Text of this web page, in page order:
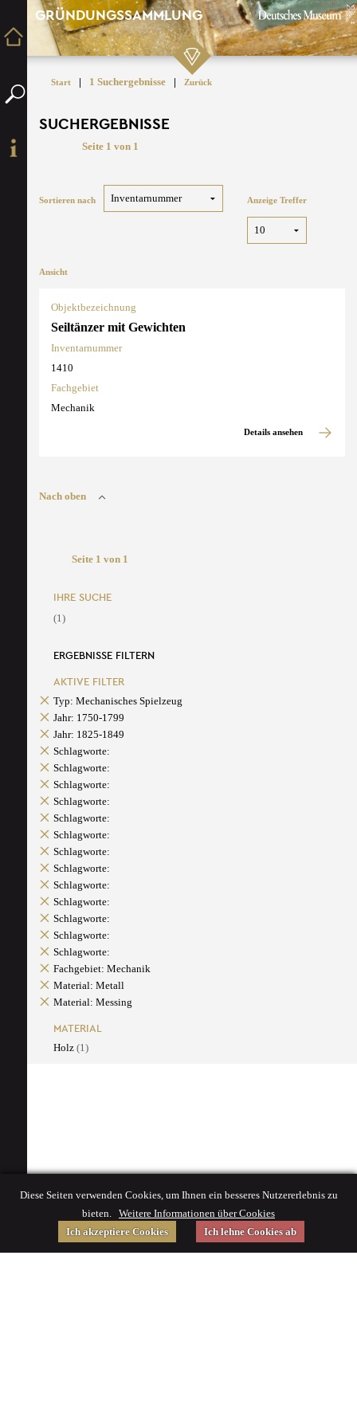
GRÜNDUNGSSAMMLUNG
Start | 1 Suchergebnisse | Zurück
SUCHERGEBNISSE
Seite 1 von 1
Sortieren nach Anzeige Treffer
Ansicht
Objektbezeichnung
Seiltänzer mit Gewichten
Inventarnummer
1410
Fachgebiet
Mechanik
Details ansehen
Nach oben
Seite 1 von 1
IHRE SUCHE
(1)
ERGEBNISSE FILTERN
AKTIVE FILTER
Typ: Mechanisches Spielzeug
Jahr: 1750-1799
Jahr: 1825-1849
Schlagworte:
Schlagworte:
Schlagworte:
Schlagworte:
Schlagworte:
Schlagworte:
Schlagworte:
Schlagworte:
Schlagworte:
Schlagworte:
Schlagworte:
Schlagworte:
Schlagworte:
Fachgebiet: Mechanik
Material: Metall
Material: Messing
MATERIAL
Holz (1)
Diese Seiten verwenden Cookies, um Ihnen ein besseres Nutzererlebnis zu
bieten. Weitere Informationen über Cookies
Ich akzeptiere Cookies
Ich lehne Cookies ab